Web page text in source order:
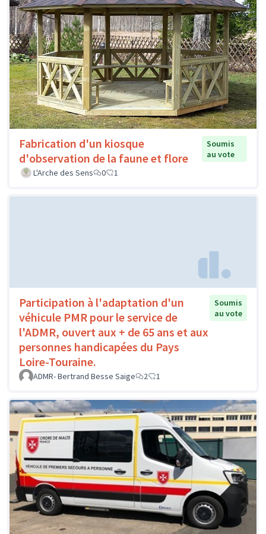
Fabrication d'un kiosque
d'observation de la faune et flore
Soumis
au vote
L'Arche des Sens
0 1
Participation à l'adaptation d'un
véhicule PMR pour le service de
l'ADMR, ouvert aux + de 65 ans et aux
personnes handicapées du Pays
Loire-Touraine.
Soumis
au vote
ADMR- Bertrand Besse Saige 2 1